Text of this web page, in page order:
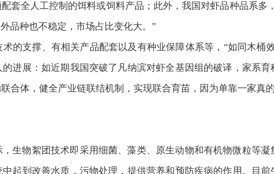
套全人工控制的饵料或饲料产品；此外，我国对虾品种品系多
品种也不稳定，市场占比变化大。”
的支撑、有相关产品配套以及有种业保障体系等，“如同木桶
进展：如近期我国突破了凡纳滨对虾全基因组的破译，家系
合体，健全产业链联结机制，实现联合育苗，因为单靠一家真
生物絮团技术即采用细菌、藻类、原生动物和有机物微粒等
起到改善水质，污物处理，提供营养和预防疾病的作用。目